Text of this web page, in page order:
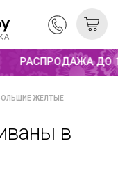
РАСПРОДАЖА ДО
ЖЕЛТЫЕ
в